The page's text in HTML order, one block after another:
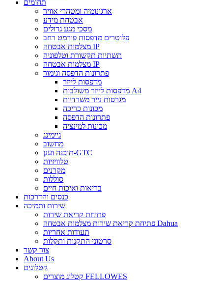
תחומים
ארגונומיה ומטהרי אוויר
אבטחת מידע
מסכי מגע גדולים
פלוטרים מדפסות פורמט רחב
מצלמות אבטחה IP
תשתיות תקשורת וטלפוניה
מצלמות אבטחה IP
פתרונות הדפסה וגימור
מדפסות לייזר
מדפסות לייזר משולבות A4
מגרסות נייר משרדיות
מכונות כריכה
פתרונות הדפסה
מכונות למינציה
גיימינג
מחשוב
תוכנה וענן-GTC
טלוויזיות
מקרנים
סוללות
בריאות ואיכות חיים
כנסים והדרכות
שירות ותמיכה
פתיחת קריאת שירות
פתיחת קריאת שירות מצלמות אבטחה Dahua
תעודות אחריות
סרטוני התקנות ותקלות
צור קשר
About Us
קטלוגים
קטלוג מוצרים FELLOWES